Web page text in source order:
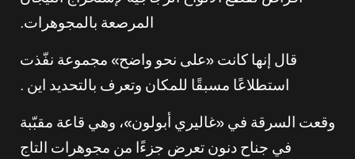
المرصعة بالمجوهرات.
قال إنها كانت «على نحو واضح» مجموعة نفّذت
استطلاعًا مسبقًا للمكان وتعرف بالتحديد اين .
وقعت السرقة في «غاليري أبولون»، وهي قاعة مقبّبة
في جناح دنون تعرض جزءًا من مجوهرات التاج